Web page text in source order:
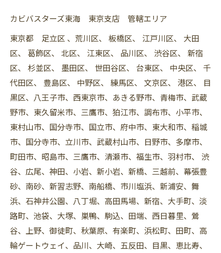
カビバスターズ東海 東京支店 管轄エリア
東京都 足立区 、荒川区、 板橋区、 江戸川区、 大田
区、 葛飾区、 北区、 江東区、 品川区、 渋谷区、 新宿
区、 杉並区、 墨田区、 世田谷区、 台東区、 中央区、 千
代田区、 豊島区、 中野区、 練馬区、 文京区、 港区、 目
黒区、八王子市、西東京市、あきる野市、青梅市、武蔵
野市、東久留米市、三鷹市、狛江市、調布市、小平市、
東村山市、国分寺市、国立市、府中市、東大和市、稲城
市、国分寺市、立川市、武蔵村山市、日野市、多摩市、
町田市、昭島市、三鷹市、清瀬市、福生市、羽村市、 渋
谷、広尾、神田、小岩、新小岩、新橋、三越前、幕張豊
砂、南砂、新習志野、南船橋、市川塩浜、新浦安、舞
浜、石神井公園、八丁堀、高田馬場、新宿、大手町、淡
路町、池袋、大塚、巣鴨、駒込、田端、西日暮里、鶯
谷、上野、御徒町、秋葉原、有楽町、浜松町、田町、高
輪ゲートウェイ、品川、大崎、五反田、目黒、恵比寿、